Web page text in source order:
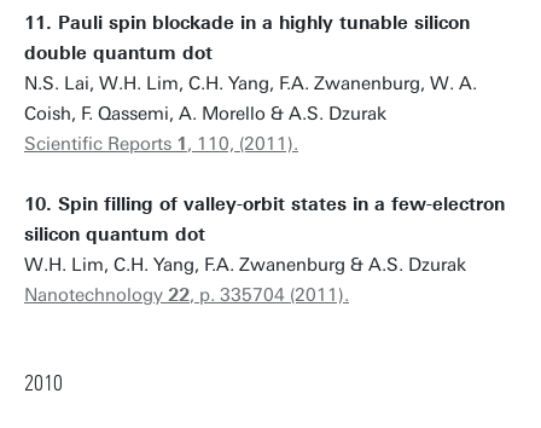
11. Pauli spin blockade in a highly tunable silicon
double quantum dot
N.S. Lai, W.H. Lim, C.H. Yang, F.A. Zwanenburg, W. A.
Coish, F. Qassemi, A. Morello & A.S. Dzurak
Scientific Reports 1, 110, (2011).
10. Spin filling of valley-orbit states in a few-electron
silicon quantum dot
W.H. Lim, C.H. Yang, F.A. Zwanenburg & A.S. Dzurak
Nanotechnology 22, p. 335704 (2011).
2010